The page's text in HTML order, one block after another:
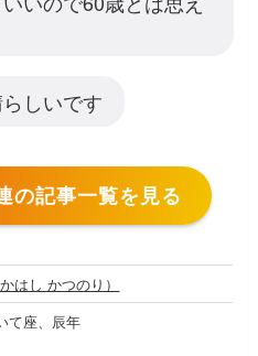
しいです
の記事一覧を見る
はし かつのり）
て座、辰年